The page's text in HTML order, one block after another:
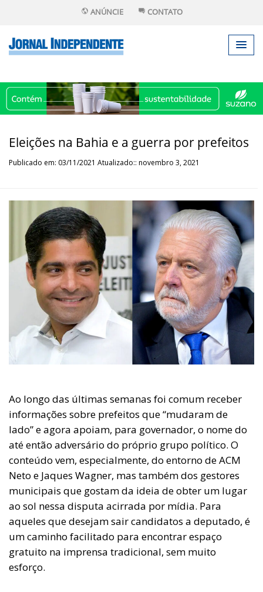
ANÚNCIE CONTATO
Eleições na Bahia e a guerra por prefeitos
Publicado em: 03/11/2021 Atualizado:: novembro 3, 2021
Ao longo das últimas semanas foi comum receber
informações sobre prefeitos que “mudaram de
lado” e agora apoiam, para governador, o nome do
até então adversário do próprio grupo político. O
conteúdo vem, especialmente, do entorno de ACM
Neto e Jaques Wagner, mas também dos gestores
municipais que gostam da ideia de obter um lugar
ao sol nessa disputa acirrada por mídia. Para
aqueles que desejam sair candidatos a deputado, é
um caminho facilitado para encontrar espaço
gratuito na imprensa tradicional, sem muito
esforço.